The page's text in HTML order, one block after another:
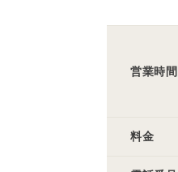
営業時間
料金